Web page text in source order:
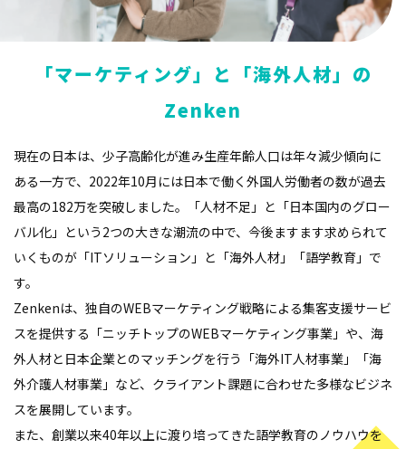
「マーケティング」と「海外人材」の
Zenken
現在の日本は、少子高齢化が進み生産年齢人口は年々減少傾向に
ある一方で、2022年10月には日本で働く外国人労働者の数が過去
最高の182万を突破しました。「人材不足」と「日本国内のグロー
バル化」という2つの大きな潮流の中で、今後ますます求められて
いくものが「ITソリューション」と「海外人材」「語学教育」で
す。
Zenkenは、独自のWEBマーケティング戦略による集客支援サービ
スを提供する「ニッチトップのWEBマーケティング事業」や、海
外人材と日本企業とのマッチングを行う「海外IT人材事業」「海
外介護人材事業」など、クライアント課題に合わせた多様なビジネ
スを展開しています。
また、創業以来40年以上に渡り培ってきた語学教育のノウハウを